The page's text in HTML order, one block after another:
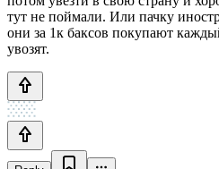
тут не поймали. Или пачку
они за 1к баксов покупают
увозят.